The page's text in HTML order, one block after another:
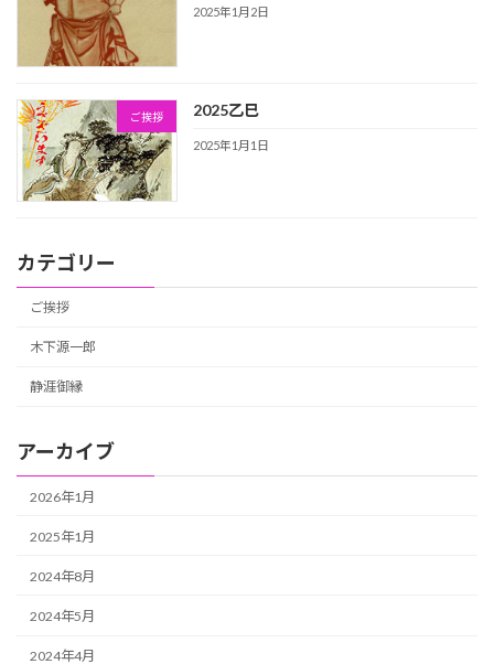
2025年1月2日
ご挨拶 2025乙巳
2025年1月1日
カテゴリー
ご挨拶
木下源一郎
静涯御縁
アーカイブ
2026年1月
2025年1月
2024年8月
2024年5月
2024年4月